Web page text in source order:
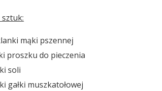
sztuk:
mąki pszennej
proszku do pieczenia
soli
gałki muszkatołowej